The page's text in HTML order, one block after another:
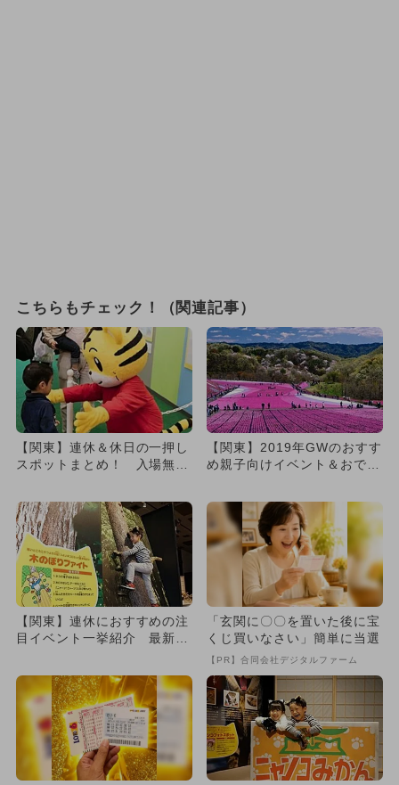
こちらもチェック！（関連記事）
【関東】連休＆休日の一押し
スポットまとめ！ 入場無料
【関東】2019年GWのおすす
め親子向けイベント＆おでか
【関東】連休におすすめの注
目イベント一挙紹介 最新施
「玄関に〇〇を置いた後に宝
くじ買いなさい」簡単に当選
【PR】合同会社デジタルファーム